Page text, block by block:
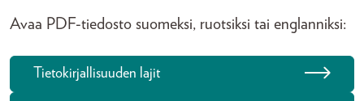
Avaa PDF-tiedosto suomeksi, ruotsiksi tai englanniksi:
Tietokirjallisuuden lajit